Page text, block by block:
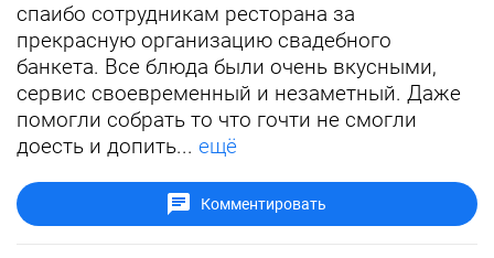
спаибо сотрудникам ресторана за
прекрасную организацию свадебного
банкета. Все блюда были очень вкусными,
сервис своевременный и незаметный. Даже
помогли собрать то что гочти не смогли
доесть и допить... ещё
Комментировать